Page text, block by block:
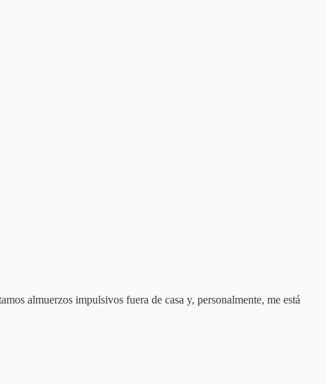
almuerzos impulsivos fuera de casa y, personalmente, me está